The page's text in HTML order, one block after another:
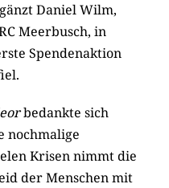
Daniel Wilm,
Meerbusch, in
Spendenaktion
bedankte sich
nochmalige
Krisen nimmt die
der Menschen mit